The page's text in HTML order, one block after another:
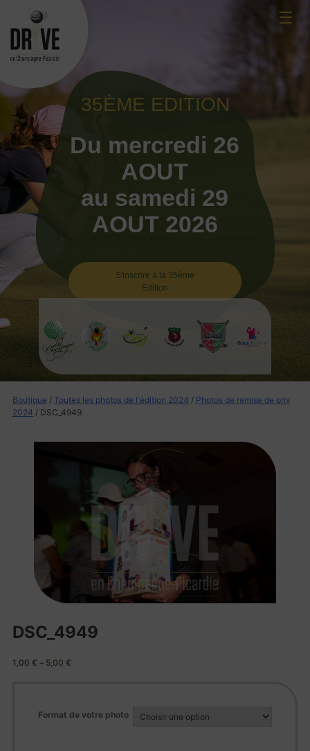
content
☰
35ÈME EDITION
Du mercredi 26
AOUT
au samedi 29
AOUT 2026
S'inscrire à la 35ème
Edition
Boutique / Toutes les photos de l'édition 2024 / Photos de remise de prix
2024 / DSC_4949
DSC_4949
1,00 € – 5,00 €
Format de votre photo